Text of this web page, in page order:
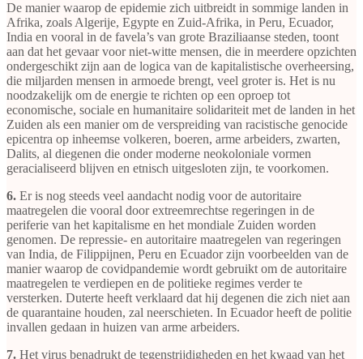
De manier waarop de epidemie zich uitbreidt in sommige landen in
Afrika, zoals Algerije, Egypte en Zuid-Afrika, in Peru, Ecuador,
India en vooral in de favela’s van grote Braziliaanse steden, toont
aan dat het gevaar voor niet-witte mensen, die in meerdere opzichten
ondergeschikt zijn aan de logica van de kapitalistische overheersing,
die miljarden mensen in armoede brengt, veel groter is. Het is nu
noodzakelijk om de energie te richten op een oproep tot
economische, sociale en humanitaire solidariteit met de landen in het
Zuiden als een manier om de verspreiding van racistische genocide
epicentra op inheemse volkeren, boeren, arme arbeiders, zwarten,
Dalits, al diegenen die onder moderne neokoloniale vormen
geracialiseerd blijven en etnisch uitgesloten zijn, te voorkomen.
6. Er is nog steeds veel aandacht nodig voor de autoritaire
maatregelen die vooral door extreemrechtse regeringen in de
periferie van het kapitalisme en het mondiale Zuiden worden
genomen. De repressie- en autoritaire maatregelen van regeringen
van India, de Filippijnen, Peru en Ecuador zijn voorbeelden van de
manier waarop de covidpandemie wordt gebruikt om de autoritaire
maatregelen te verdiepen en de politieke regimes verder te
versterken. Duterte heeft verklaard dat hij degenen die zich niet aan
de quarantaine houden, zal neerschieten. In Ecuador heeft de politie
invallen gedaan in huizen van arme arbeiders.
7. Het virus benadrukt de tegenstrijdigheden en het kwaad van het